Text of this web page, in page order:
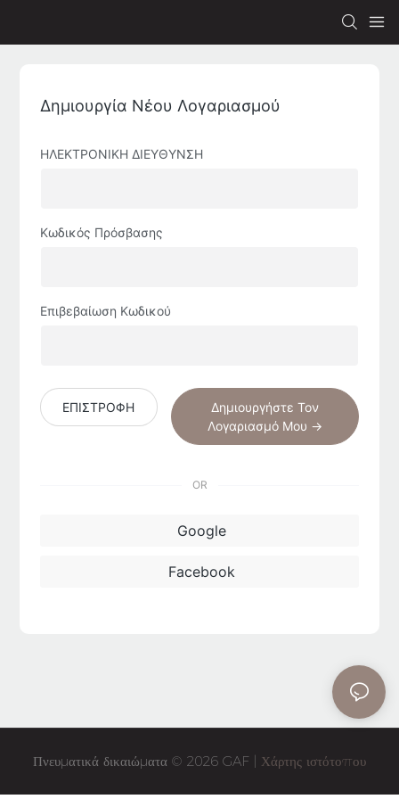
Δημιουργία Νέου Λογαριασμού
ΗΛΕΚΤΡΟΝΙΚΗ ΔΙΕΥΘΥΝΣΗ
Κωδικός Πρόσβασης
Επιβεβαίωση Κωδικού
ΕΠΙΣΤΡΟΦΗ
Δημιουργήστε Τον
Λογαριασμό Μου →
OR
Google
Facebook
Πνευματικά δικαιώματα © 2026 GAF | Χάρτης ιστότοπου